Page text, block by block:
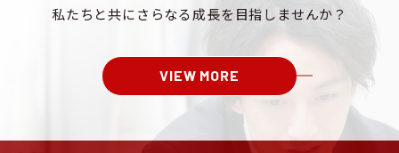
私たちと共にさらなる成長を 目指しませんか？
VIEW MORE